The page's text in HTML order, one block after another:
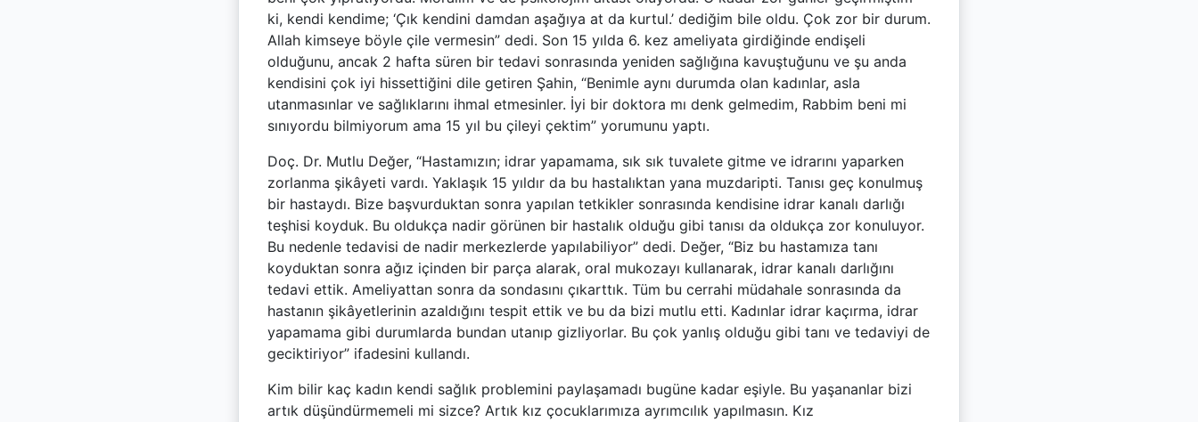
ki, kendi kendime; ‘Çık kendini damdan aşağıya at da kurtul.’ dediğim bile oldu. Çok zor bir durum.
Allah kimseye böyle çile vermesin” dedi. Son 15 yılda 6. kez ameliyata girdiğinde endişeli
olduğunu, ancak 2 hafta süren bir tedavi sonrasında yeniden sağlığına kavuştuğunu ve şu anda
kendisini çok iyi hissettiğini dile getiren Şahin, “Benimle aynı durumda olan kadınlar, asla
utanmasınlar ve sağlıklarını ihmal etmesinler. İyi bir doktora mı denk gelmedim, Rabbim beni mi
sınıyordu bilmiyorum ama 15 yıl bu çileyi çektim” yorumunu yaptı.
Doç. Dr. Mutlu Değer, “Hastamızın; idrar yapamama, sık sık tuvalete gitme ve idrarını yaparken
zorlanma şikâyeti vardı. Yaklaşık 15 yıldır da bu hastalıktan yana muzdaripti. Tanısı geç konulmuş
bir hastaydı. Bize başvurduktan sonra yapılan tetkikler sonrasında kendisine idrar kanalı darlığı
teşhisi koyduk. Bu oldukça nadir görünen bir hastalık olduğu gibi tanısı da oldukça zor konuluyor.
Bu nedenle tedavisi de nadir merkezlerde yapılabiliyor” dedi. Değer, “Biz bu hastamıza tanı
koyduktan sonra ağız içinden bir parça alarak, oral mukozayı kullanarak, idrar kanalı darlığını
tedavi ettik. Ameliyattan sonra da sondasını çıkarttık. Tüm bu cerrahi müdahale sonrasında da
hastanın şikâyetlerinin azaldığını tespit ettik ve bu da bizi mutlu etti. Kadınlar idrar kaçırma, idrar
yapamama gibi durumlarda bundan utanıp gizliyorlar. Bu çok yanlış olduğu gibi tanı ve tedaviyi de
geciktiriyor” ifadesini kullandı.
Kim bilir kaç kadın kendi sağlık problemini paylaşamadı bugüne kadar eşiyle. Bu yaşananlar bizi
artık düşündürmemeli mi sizce? Artık kız çocuklarımıza ayrımcılık yapılmasın. Kız